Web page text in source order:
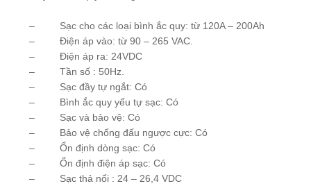
– Sạc cho các loại bình ắc quy: từ 120A – 200Ah
– Điện áp vào: từ 90 – 265 VAC.
– Điện áp ra: 24VDC
– Tần số : 50Hz.
– Sạc đầy tự ngắt: Có
– Bình ắc quy yếu tự sạc: Có
– Sạc và bảo vệ: Có
– Bảo vệ chống đấu ngược cực: Có
– Ổn định dòng sạc: Có
– Ổn định điện áp sạc: Có
– Sạc thả nổi : 24 – 26,4 VDC